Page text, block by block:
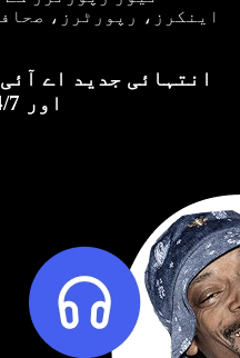
اینکرز، رپورٹرز،
انتہائی جدید اے
اور 24/7 سپورٹ سے لطف اٹھائیں